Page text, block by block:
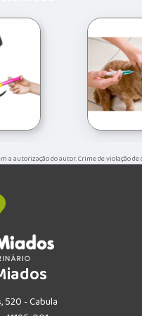
a autorização do autor. Crime de violação
520 - Cabula